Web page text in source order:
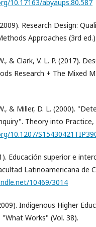
10.17163/abyaups.80.587
Research Design:
Approaches (3rd ed.).
& Clark, V. L. P. (2017).
Research + The Mixed
& Miller, D. L. (2000).
Theory into Practice,
10.1207/
Educación superior e
Latinoamericana de
10469/3014
Indigenous Higher
"What Works" (Vol. 38).